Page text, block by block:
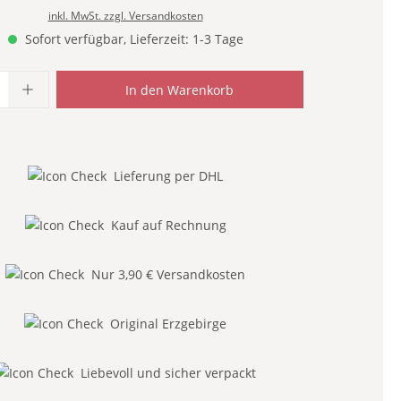
inkl. MwSt. zzgl. Versandkosten
Sofort verfügbar, Lieferzeit: 1-3 Tage
Gib den gewünschten Wert
In den Warenkorb
Lieferung per DHL
Kauf auf Rechnung
Nur 3,90 € Versandkosten
Original Erzgebirge
Liebevoll und sicher verpackt